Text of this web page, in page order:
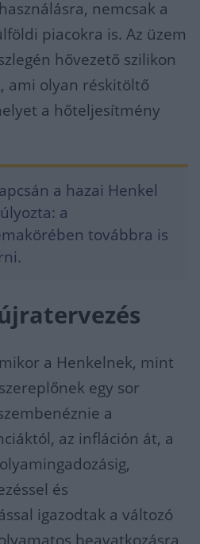
nemcsak a
piacokra is. Az üzem
hővezető szilikon
ami olyan réskitöltő
a hőteljesítmény
a hazai Henkel
a
továbbra is
a Henkelnek, mint
egy sor
a
az infláción át, a
és
igazodtak a változó